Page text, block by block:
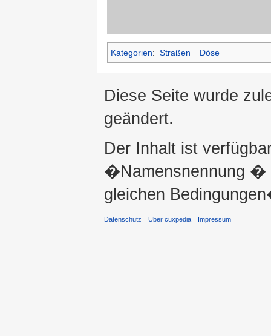
Kategorien: Straßen Döse
Diese Seite wurde
geändert.
Der Inhalt ist
�Namensnennung �
gleichen
Datenschutz Über cuxpedia Impressum